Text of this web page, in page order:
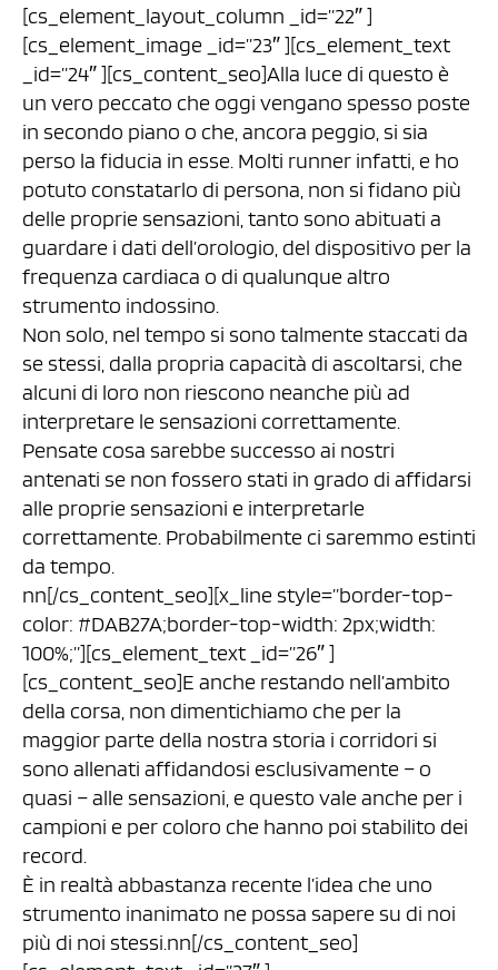
[cs_element_layout_column _id=”22″ ]
[cs_element_image _id=”23″ ][cs_element_text
_id=”24″ ][cs_content_seo]Alla luce di questo è
un vero peccato che oggi vengano spesso poste
in secondo piano o che, ancora peggio, si sia
perso la fiducia in esse. Molti runner infatti, e ho
potuto constatarlo di persona, non si fidano più
delle proprie sensazioni, tanto sono abituati a
guardare i dati dell’orologio, del dispositivo per la
frequenza cardiaca o di qualunque altro
strumento indossino.
Non solo, nel tempo si sono talmente staccati da
se stessi, dalla propria capacità di ascoltarsi, che
alcuni di loro non riescono neanche più ad
interpretare le sensazioni correttamente.
Pensate cosa sarebbe successo ai nostri
antenati se non fossero stati in grado di affidarsi
alle proprie sensazioni e interpretarle
correttamente. Probabilmente ci saremmo estinti
da tempo.
nn[/cs_content_seo][x_line style=”border-top-
color: #DAB27A;border-top-width: 2px;width:
100%;”][cs_element_text _id=”26″ ]
[cs_content_seo]E anche restando nell’ambito
della corsa, non dimentichiamo che per la
maggior parte della nostra storia i corridori si
sono allenati affidandosi esclusivamente – o
quasi – alle sensazioni, e questo vale anche per i
campioni e per coloro che hanno poi stabilito dei
record.
È in realtà abbastanza recente l’idea che uno
strumento inanimato ne possa sapere su di noi
più di noi stessi.nn[/cs_content_seo]